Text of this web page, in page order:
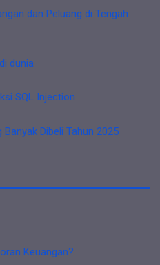
dan Peluang di Tengah
dunia
SQL Injection
Dibeli Tahun 2025
Keuangan?